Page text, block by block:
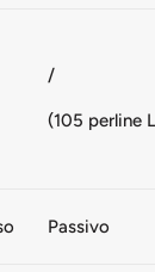
/
(105 perline
Passivo